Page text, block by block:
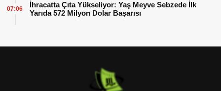
İhracatta Çıta Yükseliyor: Yaş Meyve Sebzede İlk
Yarıda 572 Milyon Dolar Başarısı
07:06